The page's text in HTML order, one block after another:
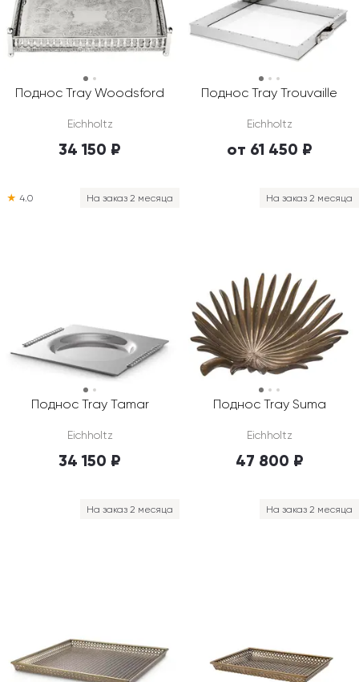
Поднос Tray Woodsford
Eichholtz
34 150 ₽
Поднос Tray Trouvaille
Eichholtz
от 61 450 ₽
Поднос Tray Tamar
Eichholtz
34 150 ₽
На заказ 2 месяца
★ 4.0
Поднос Tray Suma
Eichholtz
47 800 ₽
На заказ 2 месяца
На заказ 2 месяца На заказ 2 месяца